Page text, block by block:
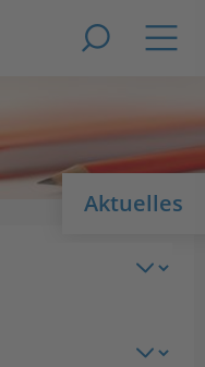
Zur Suche
Aktuelles